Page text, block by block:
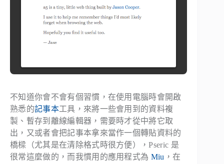
不知道你會不會有個習慣，在使用電腦時會開啟
熟悉的記事本工具，來將一些會用到的資料複
製、暫存到離線編輯器，需要時才從中將它取
出，又或者會把記事本拿來當作一個轉貼資料的
橋樑（尤其是在清除格式時很方便），Pseric 是
很常這麼做的，而我慣用的應用程式為 Miu ，在